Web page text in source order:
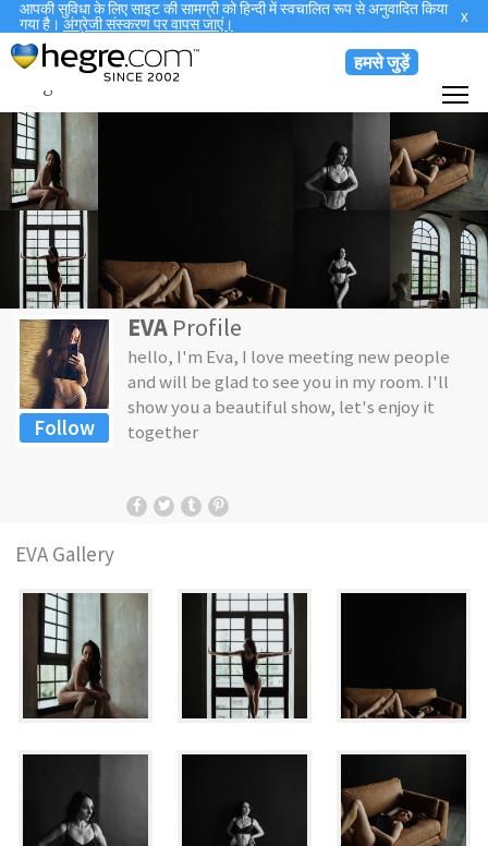
आपकी सुविधा के लिए साइट की सामग्री को हिन्दी में स्वचालित रूप से अनुवादित किया
गया है।अंग्रेजी संस्करण पर वापस जाएं। x
हमसे जुड़ें
livecams
EVA Profile
hello, I'm Eva, I love meeting new people
and will be glad to see you in my room. I'll
show you a beautiful show, let's enjoy it
together
EVA Gallery